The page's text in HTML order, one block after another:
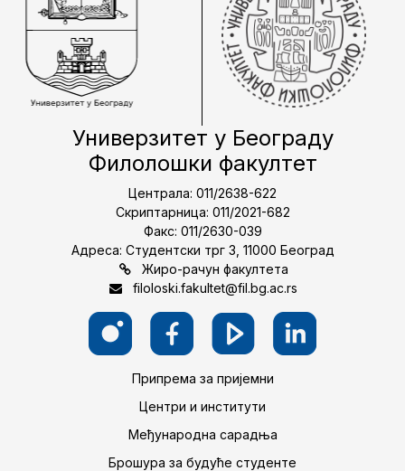
Универзитет у Београду
Филолошки факултет
Централа: 011/2638-622
Скриптарница: 011/2021-682
Факс: 011/2630-039
Адреса: Студентски трг 3, 11000 Београд
Жиро-рачун факултета
filoloski.fakultet@fil.bg.ac.rs
Припрема за пријемни
Центри и институти
Међународна сарадња
Брошура за будуће студенте